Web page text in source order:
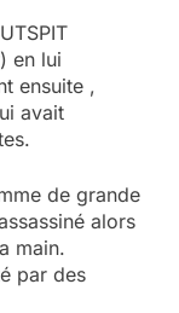
en lui
ensuite ,
avait
de grande
alors
main.
par des